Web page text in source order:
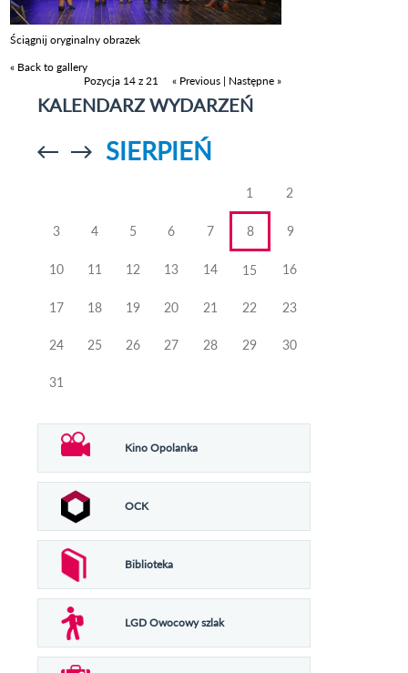
Ściągnij oryginalny obrazek
« Back to gallery
Pozycja 14 z 21
« Previous | Następne »
KALENDARZ WYDARZEŃ
Przejdź doPrzejdź do
SIERPIEŃ
1 2
3 4 5 6 7 8 9
10 11 12 13 14 15 16
17 18 19 20 21 22 23
24 25 26 27 28 29 30
31
Kino Opolanka
OCK
Biblioteka
LGD Owocowy szlak